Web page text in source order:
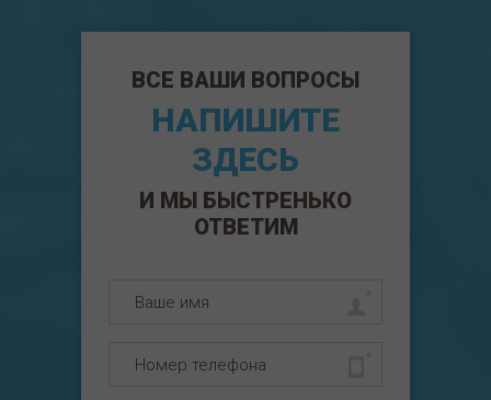
ВСЕ ВАШИ ВОПРОСЫ
НАПИШИТЕ
ЗДЕСЬ
И МЫ БЫСТРЕНЬКО
ОТВЕТИМ